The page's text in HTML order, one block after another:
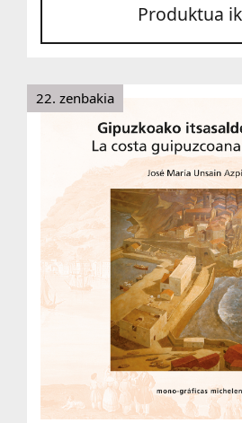
Produktua
22. zenbakia